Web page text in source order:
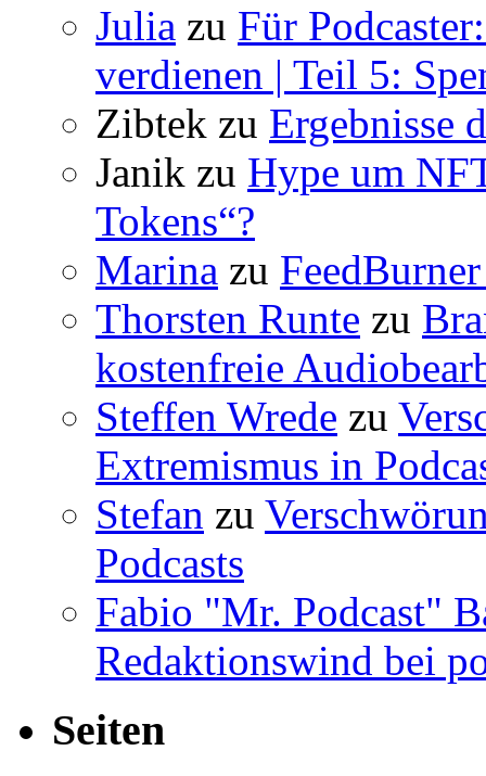
Julia zu Für
verdienen | Teil 5:
Zibtek zu Ergebnisse
Janik zu Hype um
Tokens“?
Marina zu
Thorsten Runte zu
kostenfreie
Steffen Wrede zu
Extremismus in
Stefan zu
Podcasts
Fabio "Mr. Podcast"
Redaktionswind bei
Seiten